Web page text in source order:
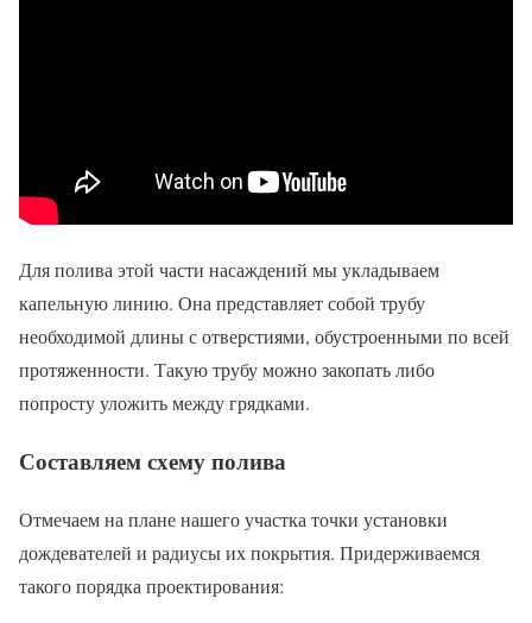
Для полива этой части насаждений мы укладываем
капельную линию. Она представляет собой трубу
необходимой длины с отверстиями, обустроенными по всей
протяженности. Такую трубу можно закопать либо
попросту уложить между грядками.
Составляем схему полива
Отмечаем на плане нашего участка точки установки
дождевателей и радиусы их покрытия. Придерживаемся
такого порядка проектирования: